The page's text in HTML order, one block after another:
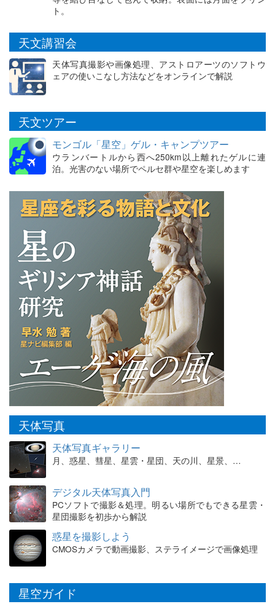
ト。
天文講習会
天体写真撮影や画像処理、アストロアーツのソフトウ
ェアの使いこなし方法などをオンラインで解説
天文ツアー
モンゴル「星空」ゲル・キャンプツアー
ウランバートルから西へ250km以上離れたゲルに連
泊。光害のない場所でペルセ群や星空を楽しめます
天体写真
天体写真ギャラリー
月、惑星、彗星、星雲・星団、天の川、星景、…
デジタル天体写真入門
PCソフトで撮影＆処理。明るい場所でもできる星雲・
星団撮影を初歩から解説
惑星を撮影しよう
CMOSカメラで動画撮影、ステライメージで画像処理
星空ガイド